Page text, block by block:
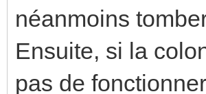
néanmoins
Ensuite, si la
pas de